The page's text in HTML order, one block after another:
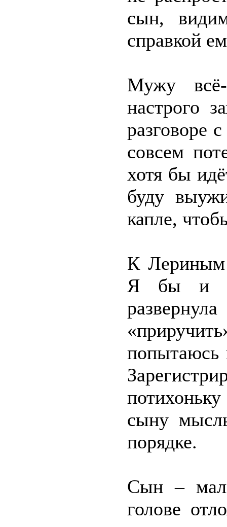
сын,
справкой
Мужу всё-
настрого
разговоре
совсем
хотя бы
буду
капле,
К Лериным
Я бы и
попытаюсь
сыну
порядке.
Сын –
голове